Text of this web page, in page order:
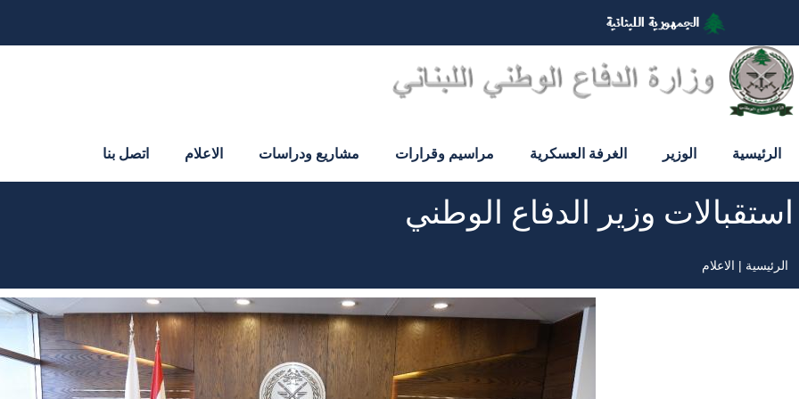
المحتوى
الرئيسي
الرئيسية الوزير الغرفة العسكرية مراسيم وقرارات مشاريع ودراسات الاعلام اتصل بنا
استقبالات وزير الدفاع الوطني
مسار
الرئيسية الاعلام